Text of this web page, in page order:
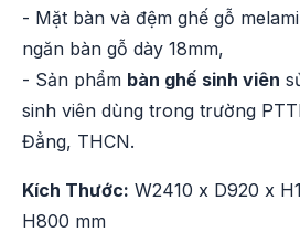
- Mặt bàn và đệm ghế gỗ
ngăn bàn gỗ dày 18mm,
- Sản phẩm bàn ghế sinh viên
sinh viên dùng trong trường
Đẳng, THCN.
Kích Thước: W2410 x D920 x
H800 mm